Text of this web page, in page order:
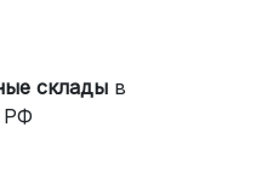
складыв
РФ